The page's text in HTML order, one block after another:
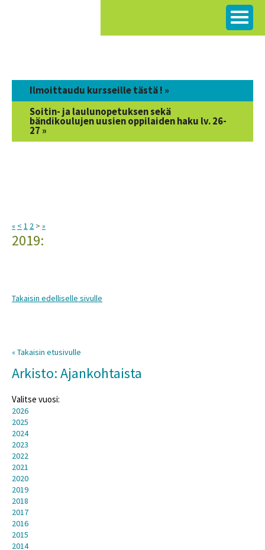
Ilmoittaudu kursseille tästä ! »
Soitin- ja laulunopetuksen sekä
bändikoulujen uusien oppilaiden haku lv. 26-
27 »
« < 1 2 > »
2019:
Takaisin edelliselle sivulle
« Takaisin etusivulle
Arkisto: Ajankohtaista
Valitse vuosi:
2026
2025
2024
2023
2022
2021
2020
2019
2018
2017
2016
2015
2014